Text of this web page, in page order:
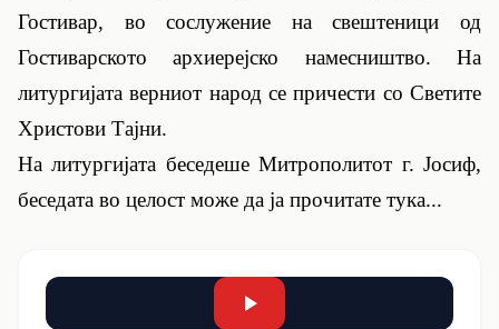
Гостивар, во сослужение на свештеници од
Гостиварското архиерејско намесништво. На
литургијата верниот народ се причести со Светите
Христови Тајни.
На литургијата беседеше Митрополитот г. Јосиф,
беседата во целост може да ја прочитате тука...